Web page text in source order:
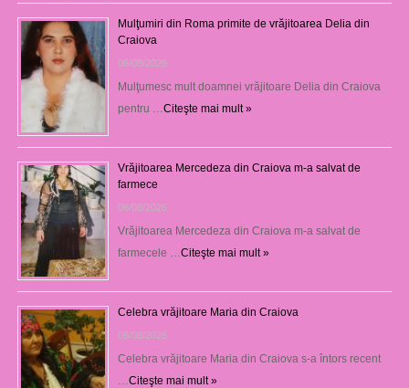
Mulţumiri din Roma primite de vrăjitoarea Delia din
Craiova
06/08/2026
Mulţumesc mult doamnei vrăjitoare Delia din Craiova
pentru … Citeşte mai mult »
Vrăjitoarea Mercedeza din Craiova m-a salvat de
farmece
06/08/2026
Vrăjitoarea Mercedeza din Craiova m-a salvat de
farmecele … Citeşte mai mult »
Celebra vrăjitoare Maria din Craiova
06/08/2026
Celebra vrăjitoare Maria din Craiova s-a întors recent
Citeşte mai mult »